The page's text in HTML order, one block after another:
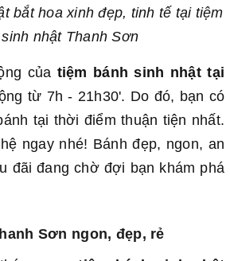
bắt hoa xinh đẹp, tinh tế tại tiệm
nhật Thanh Sơn
của tiệm bánh sinh nhật tại
từ 7h - 21h30'. Do đó, bạn có
tại thời điểm thuận tiện nhất.
ngay nhé! Bánh đẹp, ngon, an
đãi đang chờ đợi bạn khám phá
Sơn ngon, đẹp, rẻ